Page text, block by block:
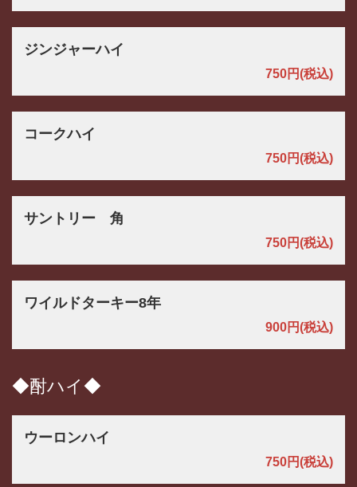
ジンジャーハイ
750円(税込)
コークハイ
750円(税込)
サントリー 角
750円(税込)
ワイルドターキー8年
900円(税込)
◆酎ハイ◆
ウーロンハイ
750円(税込)